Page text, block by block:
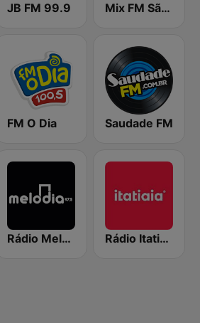
JB FM 99.9 Mix FM São Paulo
FM O Dia Saudade FM
Rádio Melodia FM Rádio Itatiaia FM